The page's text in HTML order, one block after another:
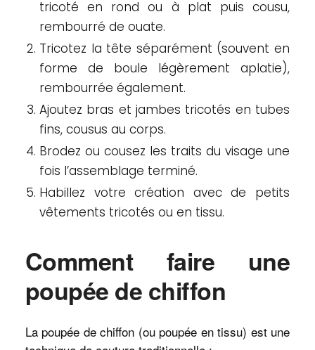
tricoté en rond ou à plat puis cousu,
rembourré de ouate.
Tricotez la tête séparément (souvent en
forme de boule légèrement aplatie),
rembourrée également.
Ajoutez bras et jambes tricotés en tubes
fins, cousus au corps.
Brodez ou cousez les traits du visage une
fois l’assemblage terminé.
Habillez votre création avec de petits
vêtements tricotés ou en tissu.
Comment faire une
poupée de chiffon
La poupée de chiffon (ou poupée en tissu) est une